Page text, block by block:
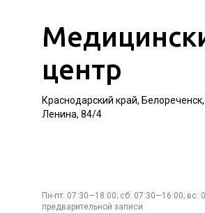
центр
Краснодарский край,
Ленина, 84/4
Пн-пт: 07:30—18:00; сб: 07:30—16:00; вс:
предварительной записи